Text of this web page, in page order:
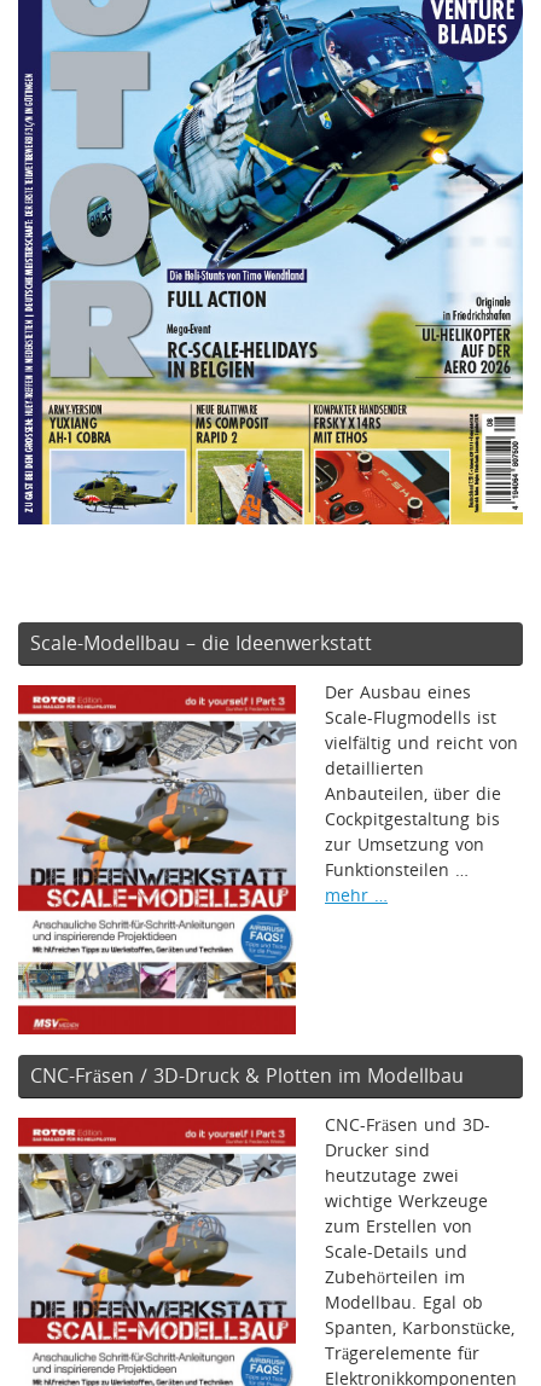
Scale-Modellbau – die Ideenwerkstatt
Der Ausbau eines
Scale-Flugmodells ist
vielfältig und reicht von
detaillierten
Anbauteilen, über die
Cockpitgestaltung bis
zur Umsetzung von
Funktionsteilen …
mehr …
CNC-Fräsen / 3D-Druck & Plotten im Modellbau
CNC-Fräsen und 3D-
Drucker sind
heutzutage zwei
wichtige Werkzeuge
zum Erstellen von
Scale-Details und
Zubehörteilen im
Modellbau. Egal ob
Spanten, Karbonstücke,
Trägerelemente für
Elektronikkomponenten